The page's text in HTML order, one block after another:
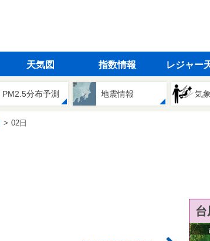
天気図 指数情報 レジャー
PM2.5分布予測 地震情報 気
02日